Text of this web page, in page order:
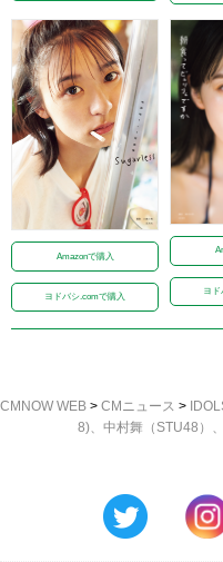
Amazonで購入
ヨドバシ.comで購入
ヨド
CMNOW WEB > CMニュース >
8)、中村舞（STU48）